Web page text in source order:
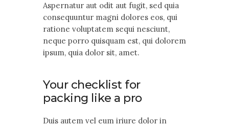
Aspernatur aut odit aut fugit, sed quia
consequuntur magni dolores eos, qui
ratione voluptatem sequi nesciunt,
neque porro quisquam est, qui dolorem
ipsum, quia dolor sit, amet.
Your checklist for
packing like a pro
Duis autem vel eum iriure dolor in